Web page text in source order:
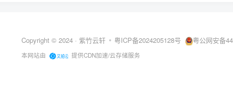
Copyright © 2024 · 紫竹云轩 粤ICP备2024205128号 粤公网安备
本网站由 提供CDN加速/云存储服务